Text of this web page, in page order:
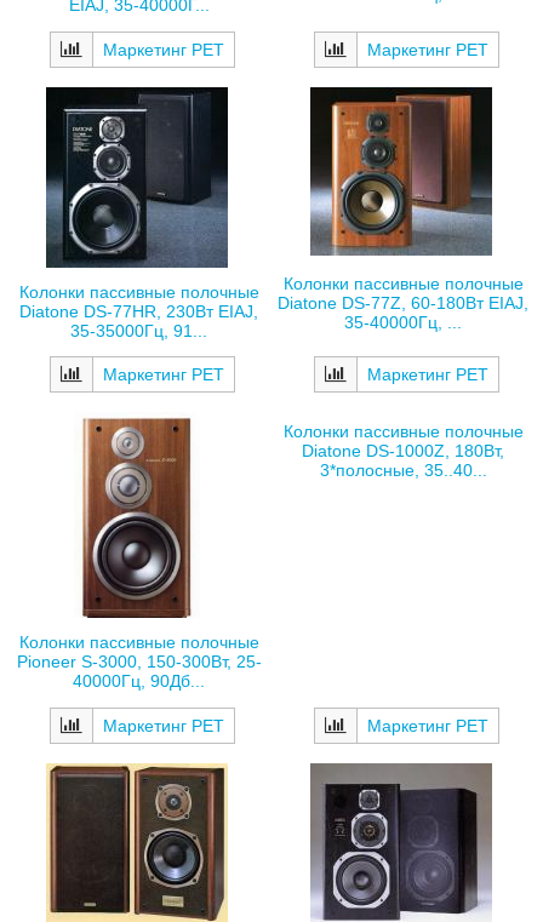
EIAJ, 35-40000Г...
Маркетинг РЕТ Маркетинг РЕТ
Колонки пассивные полочные
Diatone DS-77HR, 230Вт EIAJ,
35-35000Гц, 91...
Маркетинг РЕТ
Колонки пассивные полочные
Diatone DS-77Z, 60-180Вт EIAJ,
35-40000Гц, ...
Маркетинг РЕТ
Колонки пассивные полочные
Pioneer S-3000, 150-300Вт, 25-
40000Гц, 90Дб...
Маркетинг РЕТ
Колонки пассивные полочные
Diatone DS-1000Z, 180Вт,
3*полосные, 35..40...
Маркетинг РЕТ